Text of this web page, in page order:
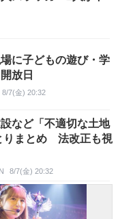
に子どもの遊び・学
放日
8/7(金) 20:32
など「不適切な土地
りまとめ 法改正も視
8/7(金) 20:32